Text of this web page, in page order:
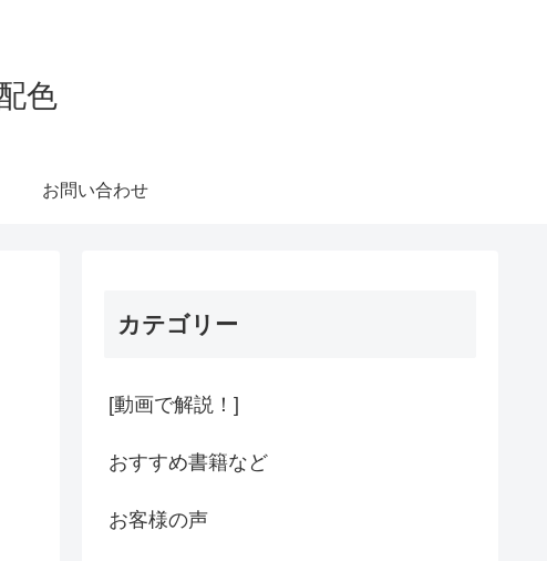
色
お問い合わせ
カテゴリー
[動画で解説！]
おすすめ書籍など
お客様の声